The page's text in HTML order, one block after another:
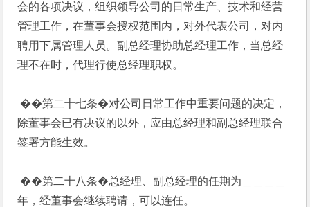
会的各项决议，组织领导公司的日常生产、技术和经营
管理工作，在董事会授权范围内，对外代表公司，对内
聘用下属管理人员。副总经理协助总经理工作，当总经
理不在时，代理行使总经理职权。
��第二十七条�对公司日常工作中重要问题的决定，
除董事会已有决议的以外，应由总经理和副总经理联合
签署方能生效。
��第二十八条�总经理、副总经理的任期为＿＿＿＿
年，经董事会继续聘请，可以连任。